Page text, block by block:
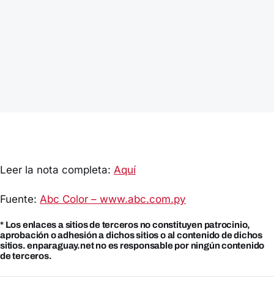
Leer la nota completa: Aquí
Fuente: Abc Color – www.abc.com.py
* Los enlaces a sitios de terceros no constituyen patrocinio,
aprobación o adhesión a dichos sitios o al contenido de dichos
sitios. enparaguay.net no es responsable por ningún contenido
de terceros.